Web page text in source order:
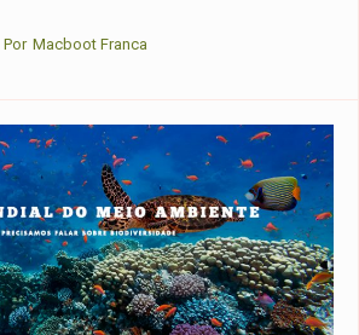
Por Macboot Franca